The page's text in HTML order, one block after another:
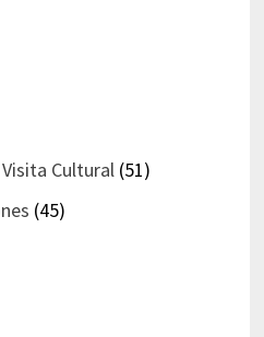
Cultural(51)
(45)